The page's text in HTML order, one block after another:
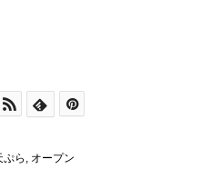
ぷら , オープン